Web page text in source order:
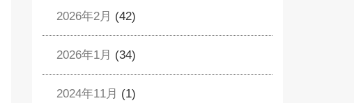
2026年2月 (42)
2026年1月 (34)
2024年11月 (1)